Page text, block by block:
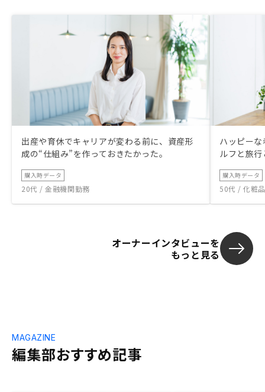
出産や育休でキャリアが変わる前に、資産形
成の“仕組み”を作っておきたかった。
購入時データ
20代 / 金融機関勤務
ハッピー
ルフと旅
購入時データ
50代 / 化粧
オーナーインタビューを
もっと見る
編集部おすすめ記事
MAGAZINE